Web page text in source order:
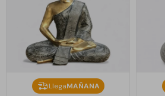
LlegaMAÑANA